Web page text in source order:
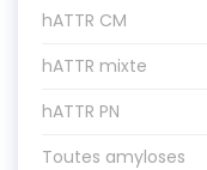
hATTR CM
hATTR mixte
hATTR PN
Toutes amyloses